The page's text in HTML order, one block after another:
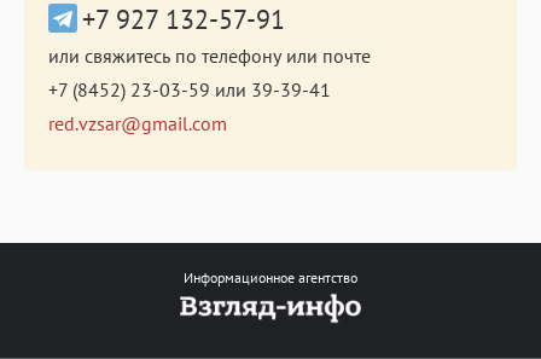
+7 927 132-57-91
или свяжитесь по телефону или почте
+7 (8452) 23-03-59 или 39-39-41
red.vzsar@gmail.com
Информационное агентство